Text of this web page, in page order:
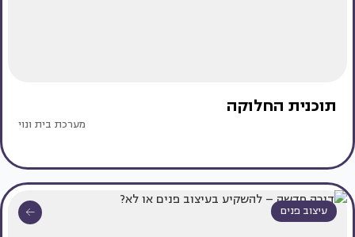
תוכנית החלוקה
מערכת בית ונוי
עיצוב פנים